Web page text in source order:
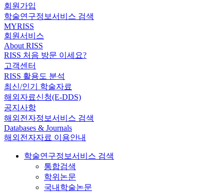
회원가입
학술연구정보서비스 검색
MYRISS
회원서비스
About RISS
RISS 처음 방문 이세요?
고객센터
RISS 활용도 분석
최신/인기 학술자료
해외자료신청(E-DDS)
공지사항
해외전자정보서비스 검색
Databases & Journals
해외전자자료 이용안내
학술연구정보서비스 검색
통합검색
학위논문
국내학술논문